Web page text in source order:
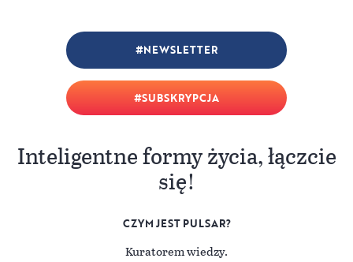
SUBSKRYPCJA
NEWSLETTER
Inteligentne formy życia, łączcie
się!
CZYM JEST PULSAR?
Kuratorem wiedzy.